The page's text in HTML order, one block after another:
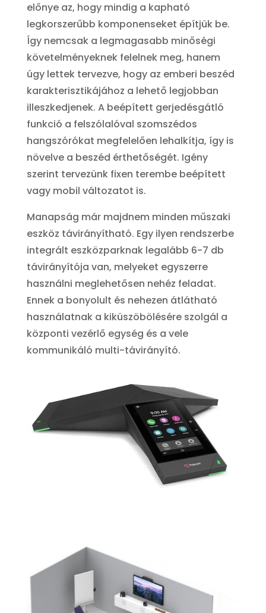
előnye az, hogy mindig a kapható
legkorszerűbb komponenseket építjük be.
Így nemcsak a legmagasabb minőségi
követelményeknek felelnek meg, hanem
úgy lettek tervezve, hogy az emberi beszéd
karakterisztikájához a lehető legjobban
illeszkedjenek. A beépített gerjedésgátló
funkció a felszólalóval szomszédos
hangszórókat megfelelően lehalkítja, így is
növelve a beszéd érthetőségét. Igény
szerint tervezünk fixen terembe beépített
vagy mobil változatot is.
Manapság már majdnem minden műszaki
eszköz távirányítható. Egy ilyen rendszerbe
integrált eszközparknak legalább 6-7 db
távirányítója van, melyeket egyszerre
használni meglehetősen nehéz feladat.
Ennek a bonyolult és nehezen átlátható
használatnak a kiküszöbölésére szolgál a
központi vezérlő egység és a vele
kommunikáló multi-távirányító.